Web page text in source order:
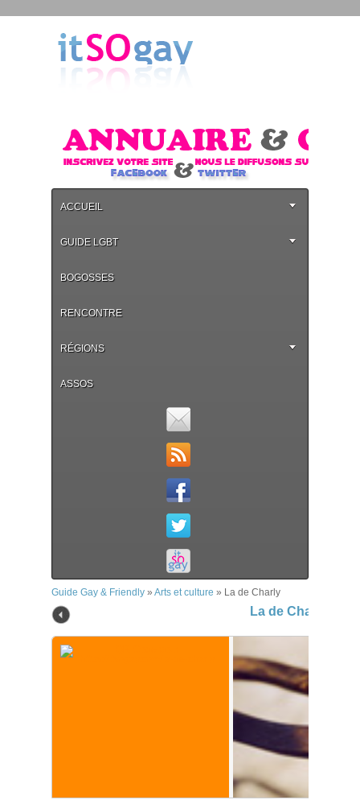
ACCUEIL
GUIDE LGBT
BOGOSSES
RENCONTRE
RÉGIONS
ASSOS
Guide Gay & Friendly » Arts et culture » La de Charly
La de Charly